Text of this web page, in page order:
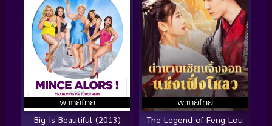
พากย์ไทย
Big Is Beautiful (2013)
พากย์ไทย
The Legend of Feng Lou